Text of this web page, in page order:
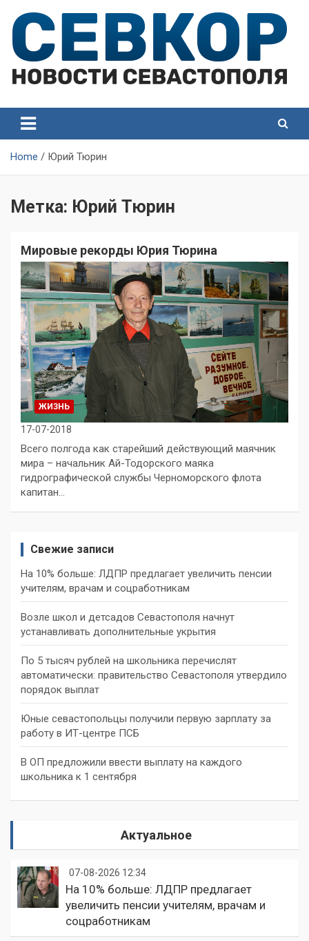
content
Севастополя
Севастополя
Home Юрий Тюрин
Метка: Юрий Тюрин
Мировые рекорды Юрия Тюрина
ЖИЗНЬ
17-07-2018
Всего полгода как старейший действующий маячник
мира – начальник Ай-Тодорского маяка
гидрографической службы Черноморского флота
капитан…
Свежие записи
На 10% больше: ЛДПР предлагает увеличить пенсии
учителям, врачам и соцработникам
Возле школ и детсадов Севастополя начнут
устанавливать дополнительные укрытия
По 5 тысяч рублей на школьника перечислят
автоматически: правительство Севастополя утвердило
порядок выплат
Юные севастопольцы получили первую зарплату за
работу в ИТ-центре ПСБ
В ОП предложили ввести выплату на каждого
школьника к 1 сентября
Актуальное
07-08-2026 12:34
На 10% больше: ЛДПР предлагает
увеличить пенсии учителям, врачам и
соцработникам